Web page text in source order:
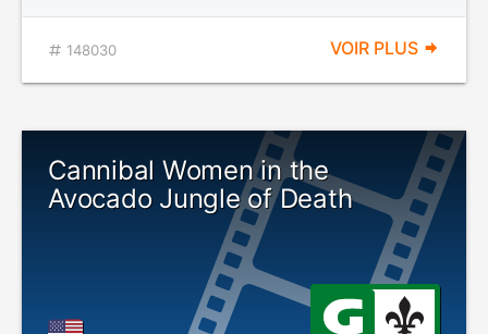
148030 VOIR PLUS
Cannibal Women in the
Avocado Jungle of Death